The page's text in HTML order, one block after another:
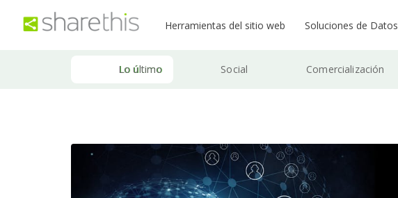
Herramientas del sitio web Soluciones de Datos
Lo último Social Comercialización